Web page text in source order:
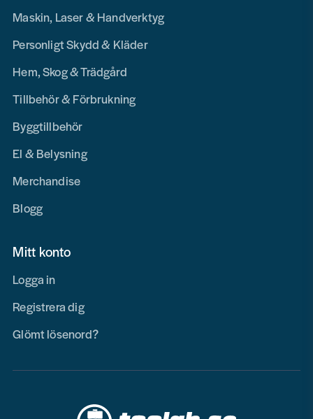
Maskin, Laser & Handverktyg
Personligt Skydd & Kläder
Hem, Skog & Trädgård
Tillbehör & Förbrukning
Byggtillbehör
El & Belysning
Merchandise
Blogg
Mitt konto
Logga in
Registrera dig
Glömt lösenord?